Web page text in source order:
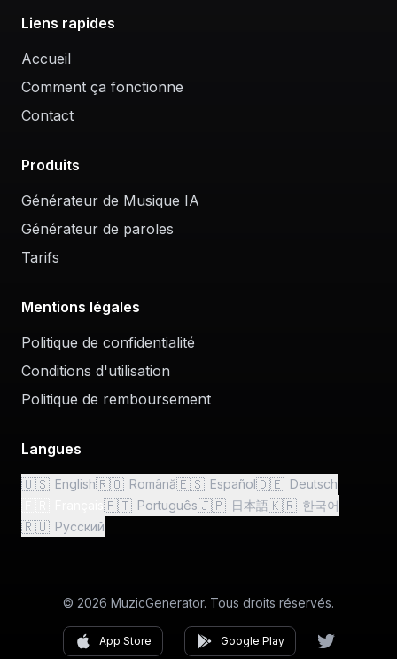
Liens rapides
Accueil
Comment ça fonctionne
Contact
Produits
Générateur de Musique IA
Générateur de paroles
Tarifs
Mentions légales
Politique de confidentialité
Conditions d'utilisation
Politique de remboursement
Langues
🇺🇸 English🇷🇴 Română🇪🇸 Español🇩🇪 Deutsch
🇵🇹 Português🇯🇵 日本語🇰🇷 한국어
🇷🇺 Русский
© 2026 MuzicGenerator. Tous droits réservés.
App Store Google Play